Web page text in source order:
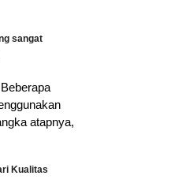
sangat
atapnya,
Kualitas